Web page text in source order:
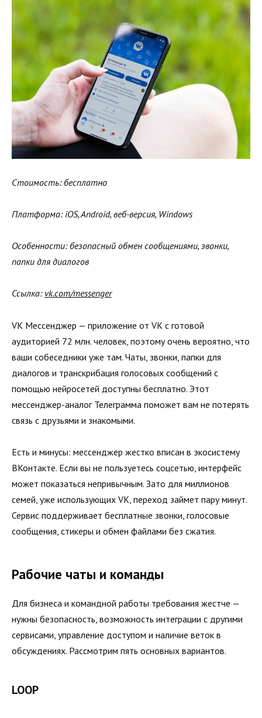
Стоимость: бесплатно
Платформа: iOS, Android, веб-версия, Windows
Особенности: безопасный обмен сообщениями, звонки,
папки для диалогов
Ссылка: vk.com/messenger
VK Мессенджер — приложение от VK с готовой
аудиторией 72 млн. человек, поэтому очень вероятно, что
ваши собеседники уже там. Чаты, звонки, папки для
диалогов и транскрибация голосовых сообщений с
помощью нейросетей доступны бесплатно. Этот
мессенджер-аналог Телеграмма поможет вам не потерять
связь с друзьями и знакомыми.
Есть и минусы: мессенджер жестко вписан в экосистему
ВКонтакте. Если вы не пользуетесь соцсетью, интерфейс
может показаться непривычным. Зато для миллионов
семей, уже использующих VK, переход займет пару минут.
Сервис поддерживает бесплатные звонки, голосовые
сообщения, стикеры и обмен файлами без сжатия.
Рабочие чаты и команды
Для бизнеса и командной работы требования жестче —
нужны безопасность, возможность интеграции с другими
сервисами, управление доступом и наличие веток в
обсуждениях. Рассмотрим пять основных вариантов.
LOOP